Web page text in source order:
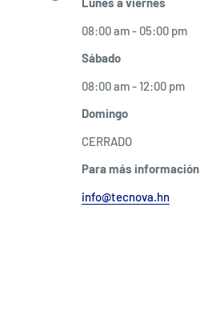
08:00 am - 05:00 pm
Sábado
08:00 am - 12:00 pm
Domingo
CERRADO
Para más información
info@tecnova.hn